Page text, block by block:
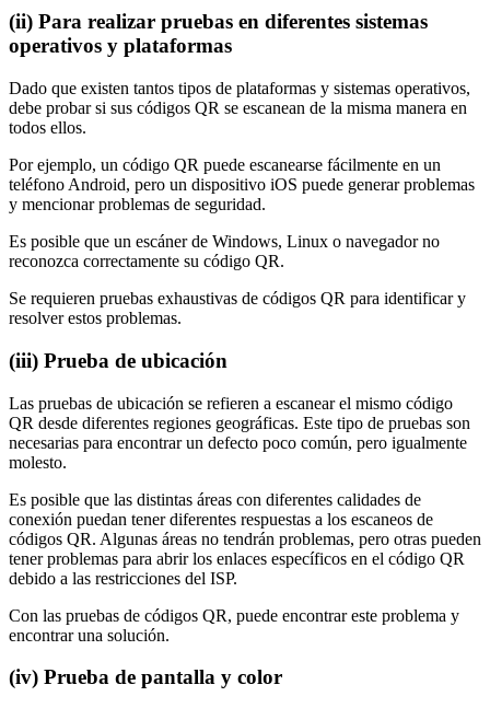
(ii) Para realizar pruebas en diferentes sistemas
operativos y plataformas
Dado que existen tantos tipos de plataformas y sistemas operativos,
debe probar si sus códigos QR se escanean de la misma manera en
todos ellos.
Por ejemplo, un código QR puede escanearse fácilmente en un
teléfono Android, pero un dispositivo iOS puede generar problemas
y mencionar problemas de seguridad.
Es posible que un escáner de Windows, Linux o navegador no
reconozca correctamente su código QR.
Se requieren pruebas exhaustivas de códigos QR para identificar y
resolver estos problemas.
(iii) Prueba de ubicación
Las pruebas de ubicación se refieren a escanear el mismo código
QR desde diferentes regiones geográficas. Este tipo de pruebas son
necesarias para encontrar un defecto poco común, pero igualmente
molesto.
Es posible que las distintas áreas con diferentes calidades de
conexión puedan tener diferentes respuestas a los escaneos de
códigos QR. Algunas áreas no tendrán problemas, pero otras pueden
tener problemas para abrir los enlaces específicos en el código QR
debido a las restricciones del ISP.
Con las pruebas de códigos QR, puede encontrar este problema y
encontrar una solución.
(iv) Prueba de pantalla y color